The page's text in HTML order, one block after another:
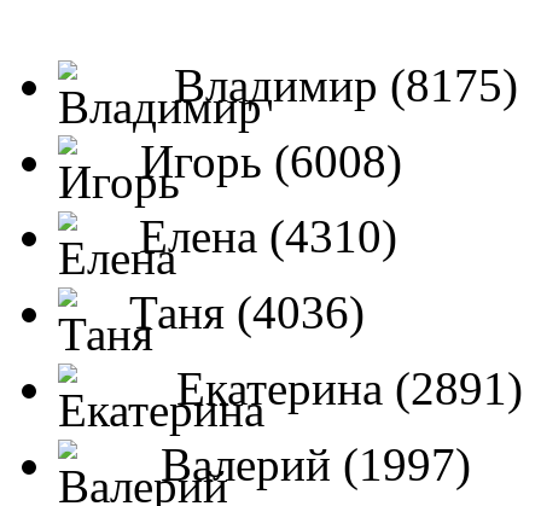
Владимир (8175)
Игорь (6008)
Елена (4310)
Таня (4036)
Екатерина (2891)
Валерий (1997)